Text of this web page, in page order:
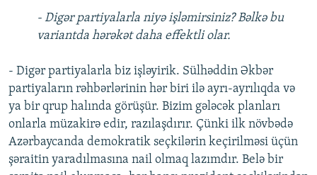
- Digər partiyalarla niyə işləmirsiniz? Bəlkə bu
variantda hərəkət daha effektli olar.
- Digər partiyalarla biz işləyirik. Sülhəddin Əkbər
partiyaların rəhbərlərinin hər biri ilə ayrı-ayrılıqda və
ya bir qrup halında görüşür. Bizim gələcək planları
onlarla müzakirə edir, razılaşdırır. Çünki ilk növbədə
Azərbaycanda demokratik seçkilərin keçirilməsi üçün
şəraitin yaradılmasına nail olmaq lazımdır. Belə bir